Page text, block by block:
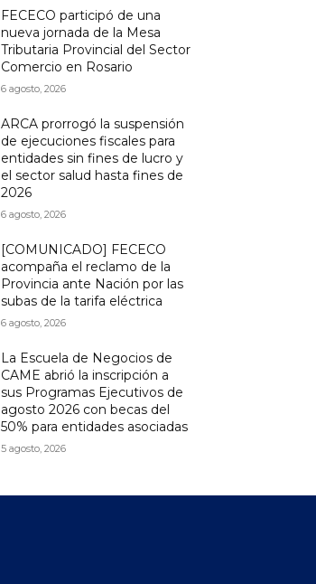
FECECO participó de una
nueva jornada de la Mesa
Tributaria Provincial del Sector
Comercio en Rosario
6 agosto, 2026
ARCA prorrogó la suspensión
de ejecuciones fiscales para
entidades sin fines de lucro y
el sector salud hasta fines de
2026
6 agosto, 2026
[COMUNICADO] FECECO
acompaña el reclamo de la
Provincia ante Nación por las
subas de la tarifa eléctrica
6 agosto, 2026
La Escuela de Negocios de
CAME abrió la inscripción a
sus Programas Ejecutivos de
agosto 2026 con becas del
50% para entidades asociadas
5 agosto, 2026